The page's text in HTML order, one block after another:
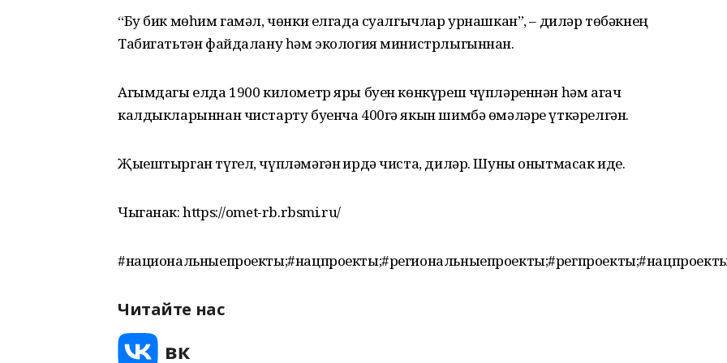
“Бу бик мөһим гамәл, чөнки елгада суалгычлар урнашкан”, – диләр төбәкнең
Табигатьтән файдалану һәм экология министрлыгыннан.
Агымдагы елда 1900 километр яры буен көнкүреш чүпләреннән һәм агач
калдыкларыннан чистарту буенча 400гә якын шимбә өмәләре үткәрелгән.
Җыештырган түгел, чүпләмәгән җирдә чиста, диләр. Шуны онытмасак иде.
Чыганак: https://omet-rb.rbsmi.ru/
Читайте нас